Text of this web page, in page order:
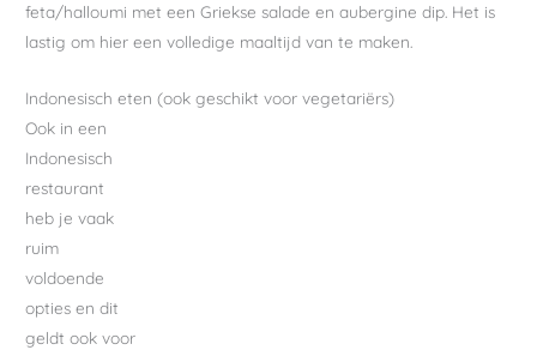
feta/halloumi met een Griekse salade en aubergine dip. Het is
lastig om hier een volledige maaltijd van te maken.
Indonesisch eten (ook geschikt voor vegetariërs)
Ook in een
Indonesisch
restaurant
heb je vaak
ruim
voldoende
opties en dit
geldt ook voor